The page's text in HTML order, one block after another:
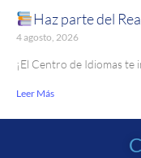
Haz parte del
4 agosto, 2026
¡El Centro de Idiomas te
Leer Más